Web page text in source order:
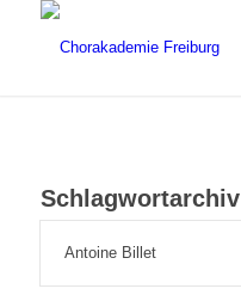
Antoine Billet